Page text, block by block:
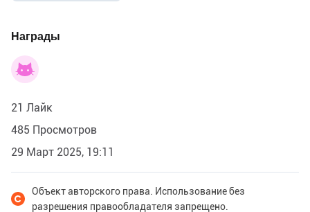
Награды
21 Лайк
485 Просмотров
29 Март 2025, 19:11
Объект авторского права. Использование без
разрешения правообладателя запрещено.